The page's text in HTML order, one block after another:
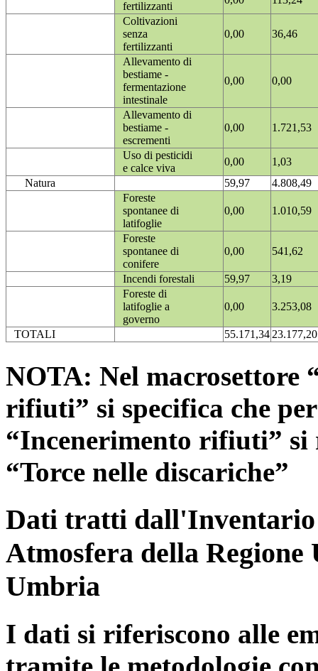
fertilizzanti
Coltivazioni
senza
fertilizzanti
0,00 36,46
Allevamento di
bestiame -
fermentazione
intestinale
0,00 0,00
Allevamento di
bestiame -
escrementi
0,00 1.721,53
Uso di pesticidi
e calce viva
0,00
1,03
Natura
59,97
4.808,49
Foreste
spontanee di
latifoglie
0,00 1.010,59
Foreste
spontanee di
conifere
0,00 541,62
Incendi forestali 59,97
3,19
Foreste di
latifoglie a
governo
0,00 3.253,08
TOTALI 55.171,3423.177,20
NOTA: Nel macrosettore
rifiuti” si specifica che
“Incenerimento rifiuti”
“Torce nelle discariche”
Dati tratti dall'Inventario
Atmosfera della
Umbria
I dati si riferiscono alle